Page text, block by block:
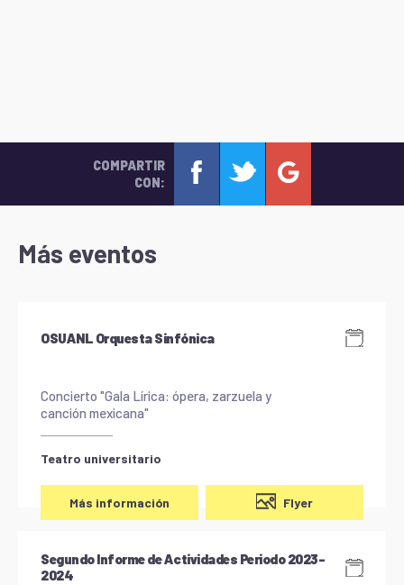
COMPARTIR
CON:
Más eventos
OSUANL Orquesta Sinfónica
Concierto "Gala Lírica: ópera, zarzuela y
canción mexicana"
Teatro universitario
Más información Flyer
Segundo Informe de Actividades Periodo 2023-
2024